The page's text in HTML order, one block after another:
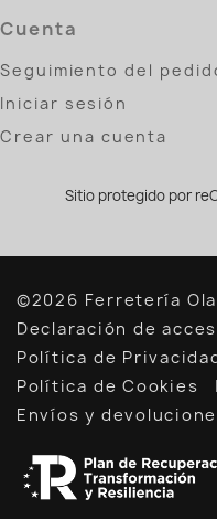
Cuenta
Seguimiento del
Iniciar sesión
Crear una cuenta
Sitio protegido por
©2026 Ferretería
Declaración de
Política de
Política de Cookies
Envíos y